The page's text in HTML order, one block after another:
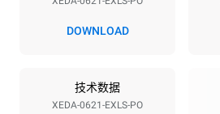
电压
380-415V 3N~ / 220-240V
3~
50 / 60 Hz
DOWNLOAD
技术数据
XEDA-0621-EXLS-PO